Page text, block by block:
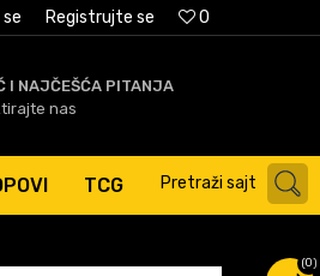
0
Registrujte se
I NAJČEŠĆA PITANJA
nas
TCG Pretraži sajt
(0)